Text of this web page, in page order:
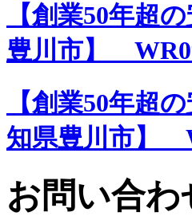
【創業50年超
豊川市】
【創業50年超
知県豊川市】
お問い合わ